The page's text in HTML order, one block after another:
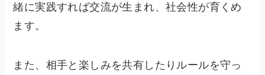
緒に実践すれば交流が生まれ、社会性が育くめ
ます。
また、相手と楽しみを共有したりルールを守っ